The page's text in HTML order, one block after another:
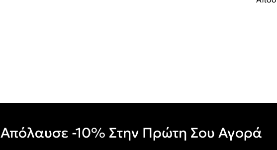
Απόλαυσε -10% Στην Πρώτη Σου Αγορά